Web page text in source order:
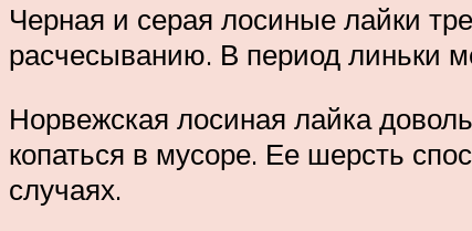
Черная и серая лосиные лайки
расчесыванию. В период линьки
Норвежская лосиная лайка
копаться в мусоре. Ее шерсть
случаях.